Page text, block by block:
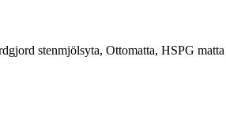
stenmjölsyta, Ottomatta, HSPG